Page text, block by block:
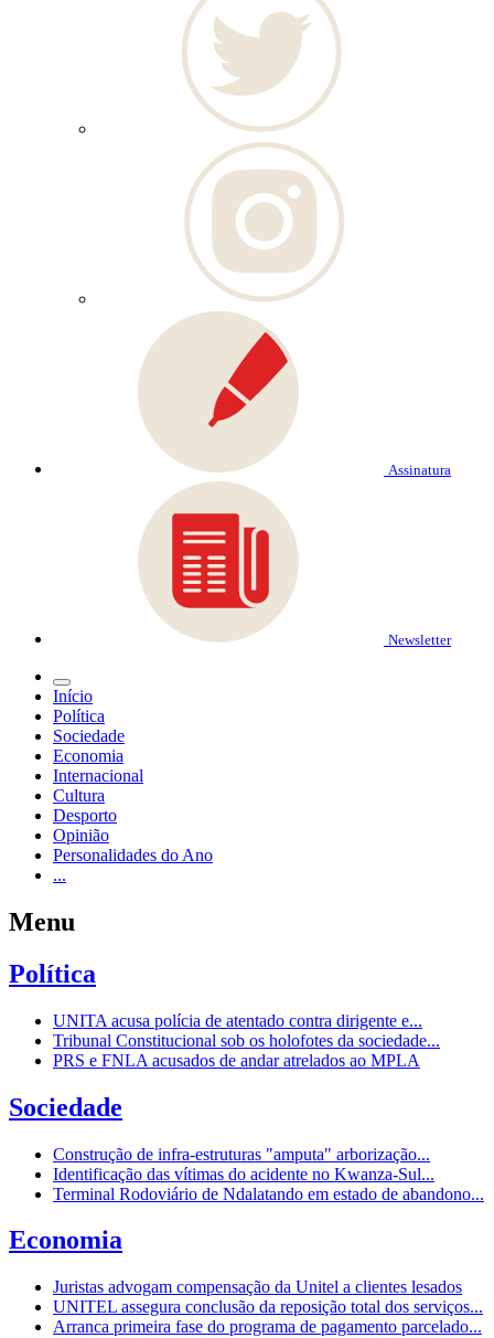
Assinatura
Newsletter
Início
Política
Sociedade
Economia
Internacional
Cultura
Desporto
Opinião
Personalidades do Ano
...
Menu
Política
UNITA acusa polícia de atentado contra dirigente e...
Tribunal Constitucional sob os holofotes da sociedade...
PRS e FNLA acusados de andar atrelados ao MPLA
Sociedade
Construção de infra-estruturas "amputa" arborização...
Identificação das vítimas do acidente no Kwanza-Sul...
Terminal Rodoviário de Ndalatando em estado de abandono...
Economia
Juristas advogam compensação da Unitel a clientes lesados
UNITEL assegura conclusão da reposição total dos serviços...
Arranca primeira fase do programa de pagamento parcelado...